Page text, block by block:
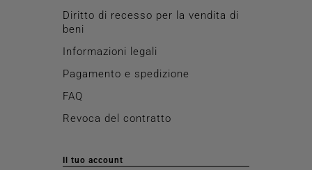
Diritto di recesso per la vendita di
beni
Informazioni legali
Pagamento e spedizione
FAQ
Revoca del contratto
Il tuo account